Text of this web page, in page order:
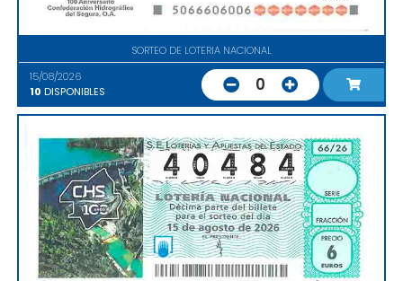
SORTEO DE LOTERIA NACIONAL
15/08/2026
10 DISPONIBLES 0